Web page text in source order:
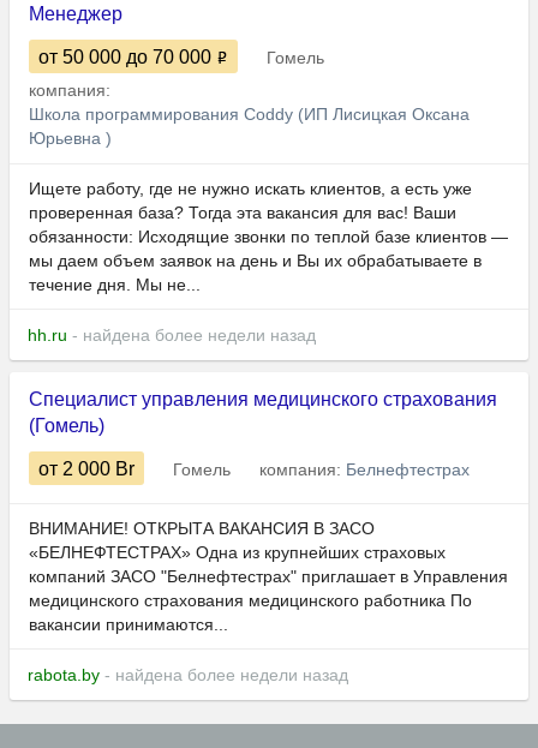
Менеджер
от 50 000 до 70 000
Гомель
компания:
Школа программирования Coddy (ИП Лисицкая Оксана
Юрьевна )
Ищете работу, где не нужно искать клиентов, а есть уже
проверенная база? Тогда эта вакансия для вас! Ваши
обязанности: Исходящие звонки по теплой базе клиентов —
мы даем объем заявок на день и Вы их обрабатываете в
течение дня. Мы не...
hh.ru - найдена более недели назад
Специалист управления медицинского страхования
(Гомель)
от 2 000 Br Гомель компания: Белнефтестрах
ВНИМАНИЕ! ОТКРЫТА ВАКАНСИЯ В ЗАСО
«БЕЛНЕФТЕСТРАХ» Одна из крупнейших страховых
компаний ЗАСО "Белнефтестрах" приглашает в Управления
медицинского страхования медицинского работника По
вакансии принимаются...
rabota.by - найдена более недели назад